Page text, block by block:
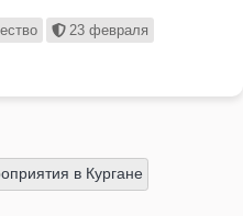
23 февраля
в Кургане